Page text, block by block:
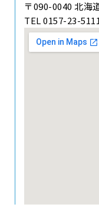
〒090-0040 北海
TEL 0157-23-